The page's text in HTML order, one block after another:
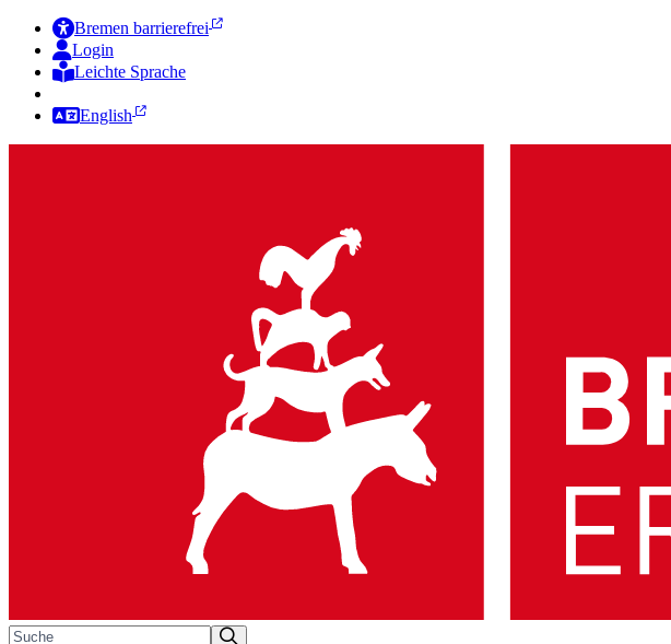
Bremen barrierefrei
Login
Leichte Sprache
English